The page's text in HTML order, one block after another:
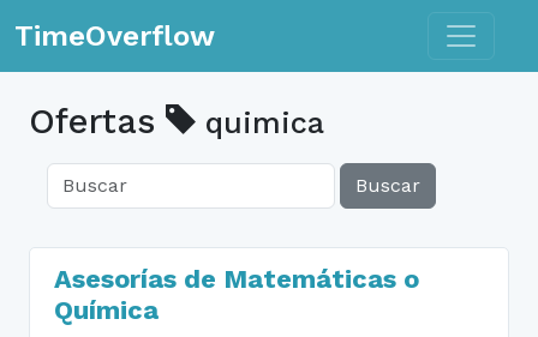
TimeOverflow Toggle
Ofertas quimica
Buscar
Asesorías de Matemáticas o
Química